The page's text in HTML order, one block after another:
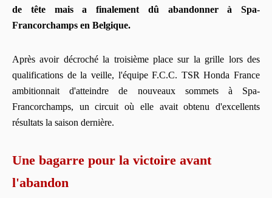
de tête mais a finalement dû abandonner à Spa-
Francorchamps en Belgique.
Après avoir décroché la troisième place sur la grille lors des
qualifications de la veille, l'équipe F.C.C. TSR Honda France
ambitionnait d'atteindre de nouveaux sommets à Spa-
Francorchamps, un circuit où elle avait obtenu d'excellents
résultats la saison dernière.
Une bagarre pour la victoire avant
l'abandon